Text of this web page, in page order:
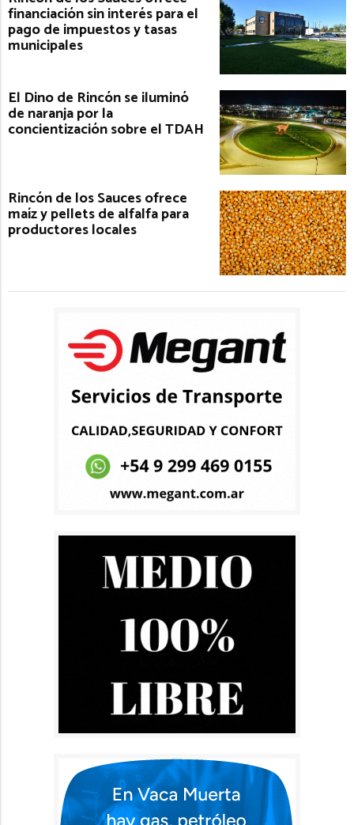
financiación sin interés para el
pago de impuestos y tasas
municipales
El Dino de Rincón se iluminó
de naranja por la
concientización sobre el TDAH
Rincón de los Sauces ofrece
maíz y pellets de alfalfa para
productores locales